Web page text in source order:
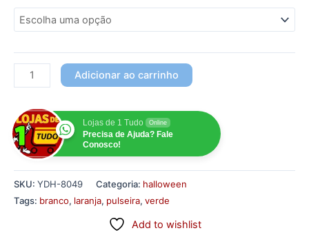
Adicionar ao carrinho
Lojas de 1 Tudo Online
Precisa de Ajuda? Fale
Conosco!
SKU: YDH-8049 Categoria: halloween
Tags: branco, laranja, pulseira, verde
Add to wishlist